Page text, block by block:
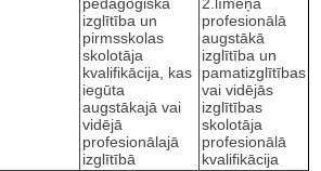
profesionālā
augstākā
izglītība un
pamatizglītības
vai vidējās
izglītības
skolotāja
profesionālā
kvalifikācija
izglītība un
pirmsskolas
skolotāja
kvalifikācija, kas
iegūta
augstākajā vai
vidējā
profesionālajā
izglītībā